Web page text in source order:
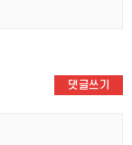
댓글쓰기